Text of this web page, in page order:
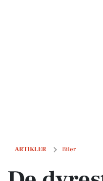
ARTIKLER Biler
De dyreste biler i Sunds -